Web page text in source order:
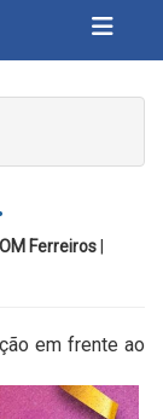
Ferreiros
em frente ao